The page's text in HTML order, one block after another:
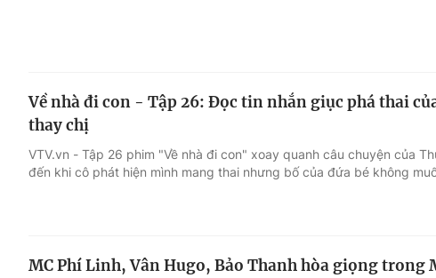
Về nhà đi con - Tập 26: Đọc tin nhắn giục phá thai
thay chị
VTV.vn - Tập 26 phim "Về nhà đi con" xoay quanh câu chuyện của
đến khi cô phát hiện mình mang thai nhưng bố của đứa bé không
MC Phí Linh, Vân Hugo, Bảo Thanh hòa giọng trong